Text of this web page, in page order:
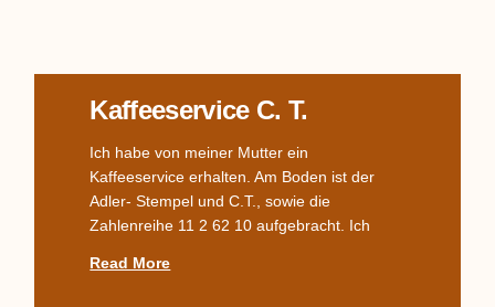
Kaffeeservice C. T.
Ich habe von meiner Mutter ein
Kaffeeservice erhalten. Am Boden ist der
Adler- Stempel und C.T., sowie die
Zahlenreihe 11 2 62 10 aufgebracht. Ich
Read More